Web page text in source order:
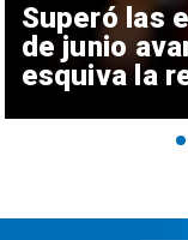
Superó las
de junio
esquiva la